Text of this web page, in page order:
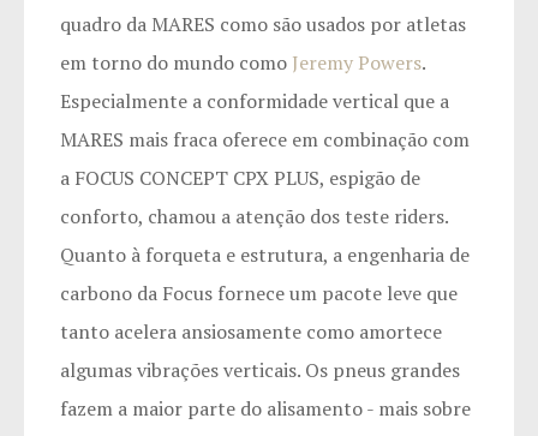
quadro da MARES como são usados por atletas
em torno do mundo como Jeremy Powers.
Especialmente a conformidade vertical que a
MARES mais fraca oferece em combinação com
a FOCUS CONCEPT CPX PLUS, espigão de
conforto, chamou a atenção dos teste riders.
Quanto à forqueta e estrutura, a engenharia de
carbono da Focus fornece um pacote leve que
tanto acelera ansiosamente como amortece
algumas vibrações verticais. Os pneus grandes
fazem a maior parte do alisamento - mais sobre